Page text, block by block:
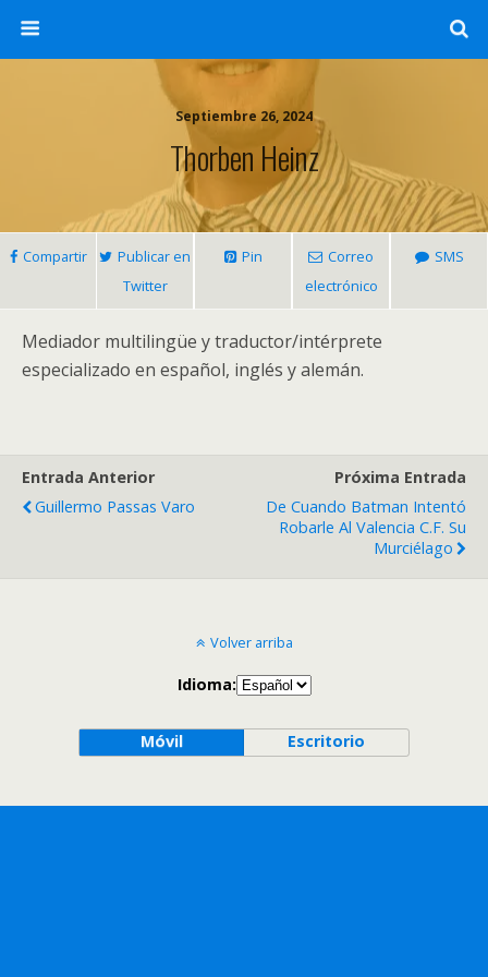
Septiembre 26, 2024
Thorben Heinz
Compartir
Publicar en
Twitter
Pin
Correo
electrónico
SMS
Mediador multilingüe y traductor/intérprete
especializado en español, inglés y alemán.
Entrada Anterior
Guillermo Passas Varo
Próxima Entrada
De Cuando Batman Intentó
Robarle Al Valencia C.F. Su
Murciélago
Volver arriba
Idioma:
Móvil Escritorio